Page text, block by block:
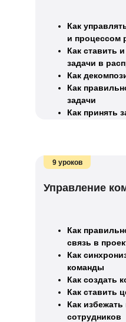
Как
и процессом
Как ставить
задачи в
Как
Как
задачи
Как принять
9 уроков
Управление
Как
связь в
Как
команды
Как создать
Как ставить
Как
сотрудников